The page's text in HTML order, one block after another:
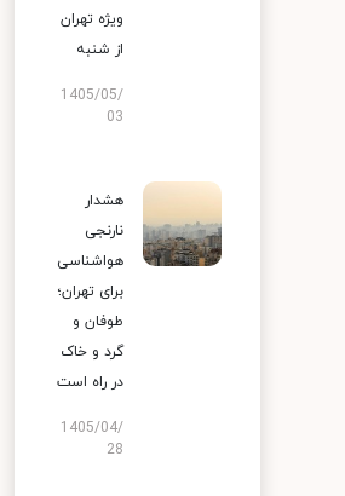
ویژه تهران
از شنبه
1405/05/
03
هشدار
نارنجی
هواشناسی
برای تهران؛
طوفان و
گرد و خاک
در راه است
1405/04/
28